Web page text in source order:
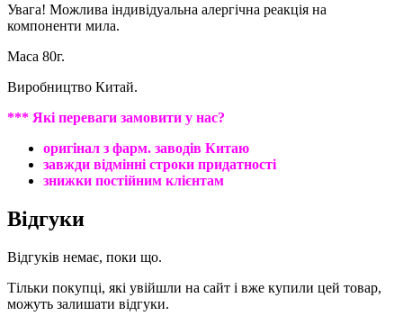
Увага! Можлива індивідуальна алергічна реакція на
компоненти мила.
Маса 80г.
Виробництво Китай.
*** Які переваги замовити у нас?
оригінал з фарм. заводів Китаю
завжди відмінні строки придатності
знижки постійним клієнтам
Відгуки
Відгуків немає, поки що.
Тільки покупці, які увійшли на сайт і вже купили цей товар,
можуть залишати відгуки.